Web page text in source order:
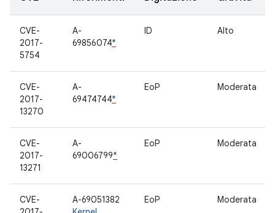
CVE-
2017-
5754
A-
69856074*
ID Alto
CVE-
2017-
13270
A-
69474744*
EoP Moderata
CVE-
2017-
13271
A-
69006799*
EoP Moderata
CVE-
A-69051382
EoP Moderata